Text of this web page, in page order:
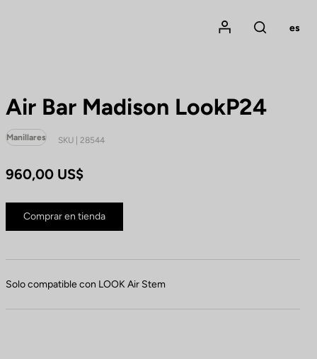
Mon compte
Rechercher
es
Air Bar Madison LookP24
Manillares SKU | 28544
960,00 US$
Comprar en tienda
Solo compatible con LOOK Air Stem